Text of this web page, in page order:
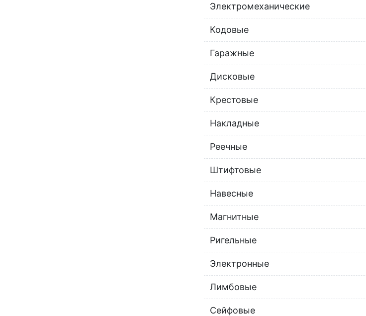
Электромеханические
Кодовые
Гаражные
Дисковые
Крестовые
Накладные
Реечные
Штифтовые
Навесные
Магнитные
Ригельные
Электронные
Лимбовые
Сейфовые